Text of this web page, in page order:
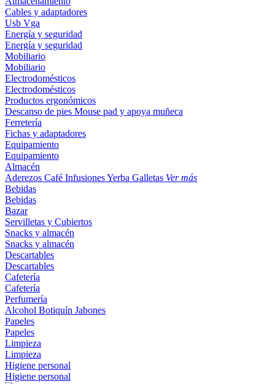
Cables y adaptadores
Usb Vga
Energía y seguridad
Energía y seguridad
Mobiliario
Mobiliario
Electrodomésticos
Electrodomésticos
Productos ergonómicos
Descanso de pies Mouse pad y apoya muñeca
Ferretería
Fichas y adaptadores
Equipamiento
Equipamiento
Almacén
Aderezos Café InfusionesYerba Galletas Ver más
Bebidas
Bebidas
Bazar
Servilletas y Cubiertos
Snacks y almacén
Snacks y almacén
Descartables
Descartables
Cafetería
Cafetería
Perfumería
Alcohol Botiquín Jabones
Papeles
Papeles
Limpieza
Limpieza
Higiene personal
Higiene personal